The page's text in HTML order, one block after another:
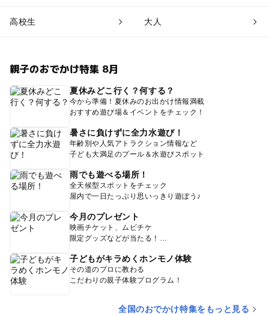
高校生 大人
親子のおでかけ特集 8月
夏休みどこ行く？何する？
今から準備！夏休みのお出かけ情報満載
おすすめ遊び場＆イベントをチェック！
暑さに負けずに全力水遊び！
年齢別や人気アトラクション情報など
子ども大満足のプール＆水遊びスポット
雨でも遊べる場所！
全天候型スポットをチェック
屋内で一日たっぷり思いっきり遊ぼう♪
今月のプレゼント
映画チケット、ムビチケ
限定グッズなどが当たる！
子どもがキラめくホンモノ体験
その道のプロに教わる
こだわりの親子体験プログラム！
全国のおでかけ特集をもっと見る